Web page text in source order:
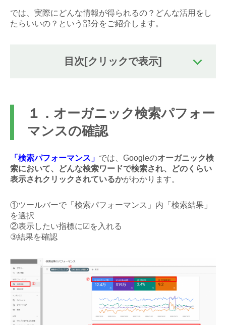
では、実際にどんな情報が得られるの？どんな活用をし
たらいいの？という部分をご紹介します。
目次[クリックで表示]
１．オーガニック検索パフォー
マンスの確認
「検索パフォーマンス」 では、Googleのオーガニック検
索において、どんな検索ワードで検索され、どのくらい
表示されクリックされているかがわかります。
①ツールバーで「検索パフォーマンス」内「検索結果」
を選択
②表示したい指標に☑を入れる
③結果を確認